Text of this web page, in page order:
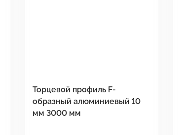
Торцевой профиль F-
образный алюминиевый 10
мм 3000 мм